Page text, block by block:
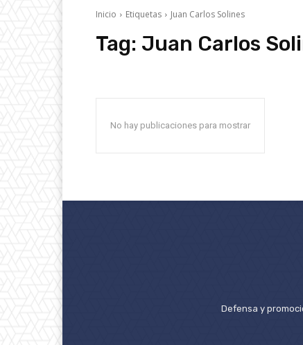
Inicio Etiquetas Juan Carlos Solines
Tag: Juan Carlos
No hay publicaciones para mostrar
Defensa y